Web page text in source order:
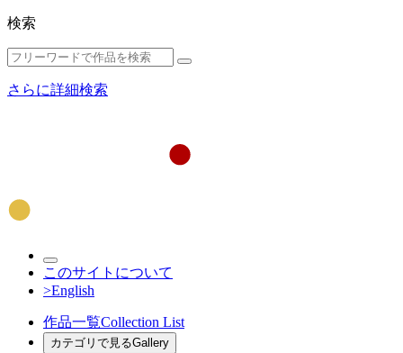
検索
さらに詳細検索
このサイトについて
>English
作品一覧Collection List
カテゴリで見るGallery